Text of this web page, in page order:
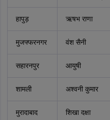
हापुड़ ऋषभ राणा
मुजफ्फरनगर वंश सैनी
सहारनपुर आयुषी
शामली अश्वनी कुमार
मुरादाबाद शिखा दक्षा